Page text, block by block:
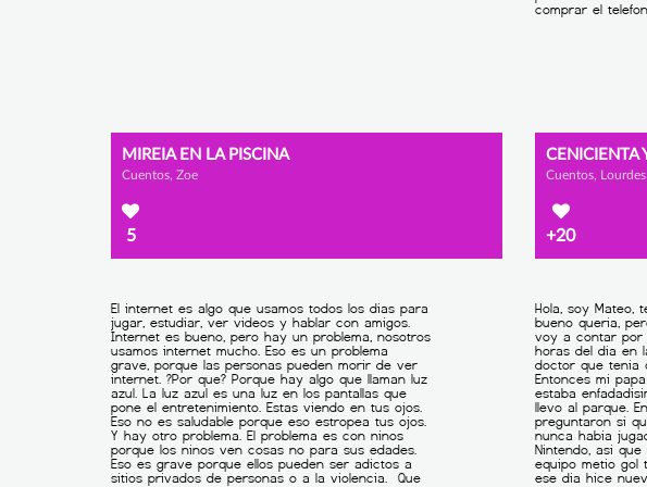
MIREIA EN LA PISCINA
Cuentos, Zoe
5
Cuentos, Lourdes
+20